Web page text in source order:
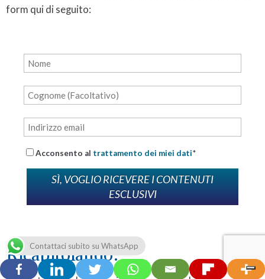
form qui di seguito:
Acconsento al trattamento dei miei dati*
Ricapitolando:
Contattaci subito su WhatsApp